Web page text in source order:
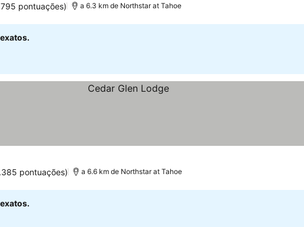
pontuações) a 6.3 km de Northstar at Tahoe
pontuações) a 6.6 km de Northstar at Tahoe